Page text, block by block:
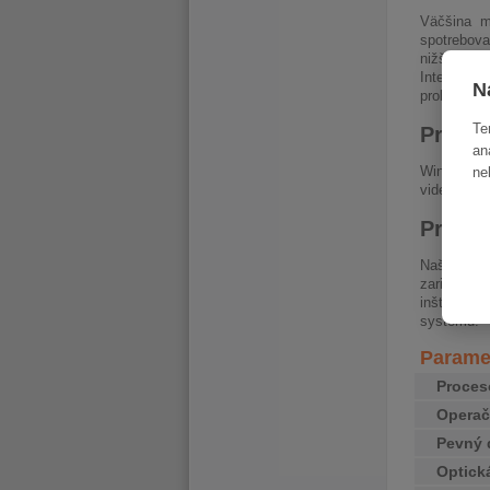
Väčšina
nižší ako
Intel®
Windows
videí,
Naše
zariadení
inštaláciu
systému.
Pevný